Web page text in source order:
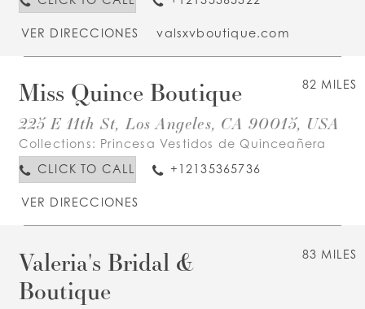
VER DIRECCIONES valsxvboutique.com
82 MILES
Miss Quince Boutique
225 E 11th St, Los Angeles, CA 90015, USA
Collections: Princesa Vestidos de Quinceañera
CLICK TO CALL
+12135365736
VER DIRECCIONES
83 MILES
Valeria's Bridal &
Boutique